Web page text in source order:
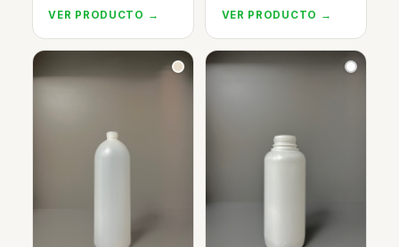
VER PRODUCTO → VER PRODUCTO →